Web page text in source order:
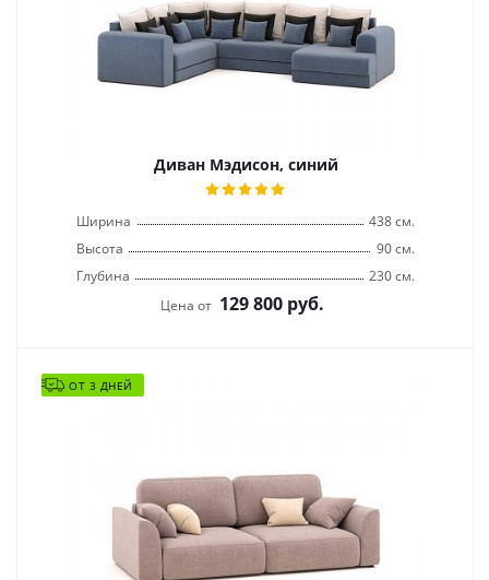
Диван Мэдисон, синий
Ширина
438 см.
Высота
90 см.
Глубина
230 см.
Цена от 129 800руб.
ОТ 3 ДНЕЙ